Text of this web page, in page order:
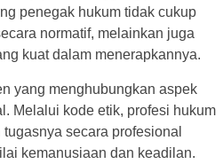
penegak hukum tidak cukup
normatif, melainkan juga
kuat dalam menerapkannya.
yang menghubungkan aspek
Melalui kode etik, profesi hukum
secara profesional
kemanusiaan dan keadilan.